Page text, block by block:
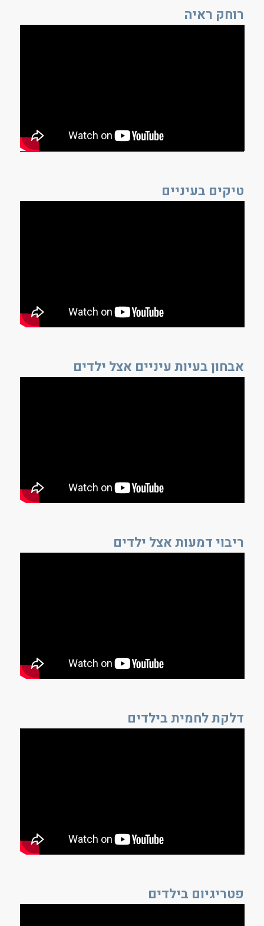
רוחק ראיה
טיקים בעיניים
אבחון בעיות עיניים אצל ילדים
ריבוי דמעות אצל ילדים
דלקת לחמית בילדים
פטריגיום בילדים